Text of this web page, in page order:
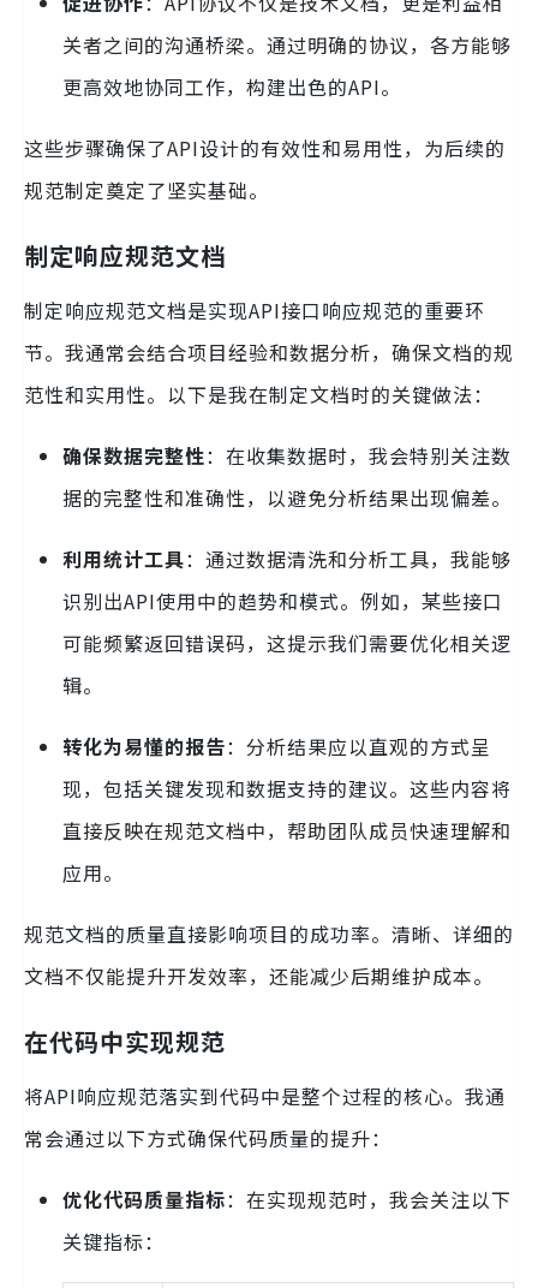
关者之间的沟通桥梁。通过明确的协议，各方能够
更高效地协同工作，构建出色的API。
这些步骤确保了API设计的有效性和易用性，为后续的
规范制定奠定了坚实基础。
制定响应规范文档
制定响应规范文档是实现API接口响应规范的重要环
节。我通常会结合项目经验和数据分析，确保文档的规
范性和实用性。以下是我在制定文档时的关键做法：
确保数据完整性：在收集数据时，我会特别关注数
据的完整性和准确性，以避免分析结果出现偏差。
利用统计工具：通过数据清洗和分析工具，我能够
识别出API使用中的趋势和模式。例如，某些接口
可能频繁返回错误码，这提示我们需要优化相关逻
辑。
转化为易懂的报告：分析结果应以直观的方式呈
现，包括关键发现和数据支持的建议。这些内容将
直接反映在规范文档中，帮助团队成员快速理解和
应用。
规范文档的质量直接影响项目的成功率。清晰、详细的
文档不仅能提升开发效率，还能减少后期维护成本。
在代码中实现规范
将API响应规范落实到代码中是整个过程的核心。我通
常会通过以下方式确保代码质量的提升：
优化代码质量指标：在实现规范时，我会关注以下
关键指标：